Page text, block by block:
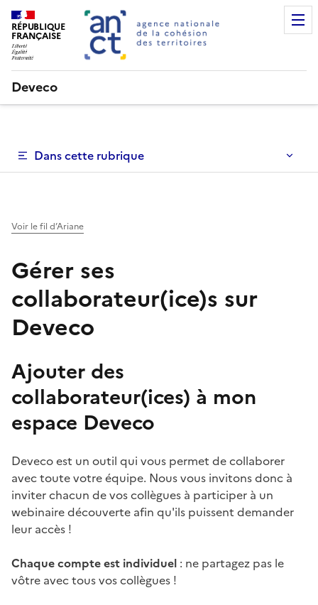
RÉPUBLIQUE
FRANÇAISE
Deveco
Dans cette rubrique
Voir le fil d’Ariane
Gérer ses
collaborateur(ice)s sur
Deveco
Ajouter des
collaborateur(ices) à mon
espace Deveco
Deveco est un outil qui vous permet de collaborer
avec toute votre équipe. Nous vous invitons donc à
inviter chacun de vos collègues à participer à un
webinaire découverte afin qu'ils puissent demander
leur accès !
Chaque compte est individuel : ne partagez pas le
vôtre avec tous vos collègues !